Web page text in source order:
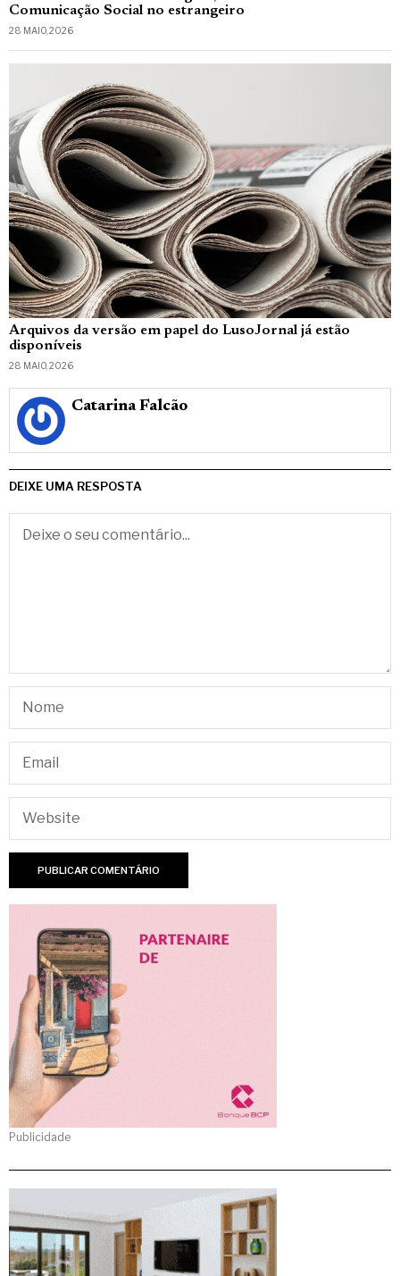
Comunicação Social no estrangeiro
28 MAIO, 2026
Arquivos da versão em papel do LusoJornal já estão
disponíveis
28 MAIO, 2026
Catarina Falcão
DEIXE UMA RESPOSTA
Publicidade